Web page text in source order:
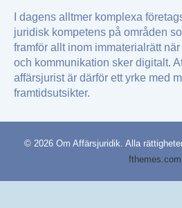
I dagens alltmer komplexa
juridisk kompetens på områden
framför allt inom immaterialrätt
och kommunikation sker digitalt.
affärsjurist är därför ett yrke med
framtidsutsikter.
© 2026 Om Affärsjuridik. Alla
fthemes.com